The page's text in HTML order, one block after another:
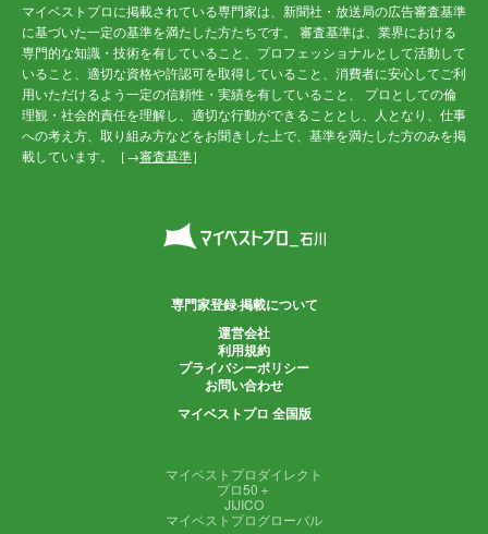
マイベストプロに掲載されている専門家は、新聞社・放送局の広告審査基準
に基づいた一定の基準を満たした方たちです。 審査基準は、業界における
専門的な知識・技術を有していること、プロフェッショナルとして活動して
いること、適切な資格や許認可を取得していること、消費者に安心してご利
用いただけるよう一定の信頼性・実績を有していること、 プロとしての倫
理観・社会的責任を理解し、適切な行動ができることとし、人となり、仕事
への考え方、取り組み方などをお聞きした上で、基準を満たした方のみを掲
載しています。［→審査基準］
専門家登録·掲載について
運営会社
利用規約
プライバシーポリシー
お問い合わせ
マイベストプロ 全国版
マイベストプロダイレクト
プロ50＋
JIJICO
マイベストプログローバル